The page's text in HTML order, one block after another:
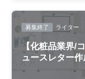
募集終了 ライター
【化粧品業界/
ュースレター